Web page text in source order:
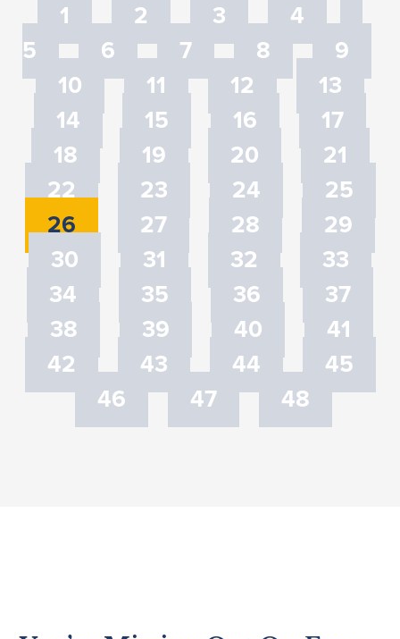
1 2 3
4
5
6 7 8
9
10
11 12
13
14
15 16
17
18
19 20
21
22
23 24
25
26
27 28
29
30
31 32
33
34
35 36
37
38
39 40
41
42
43 44
45
46
47 48